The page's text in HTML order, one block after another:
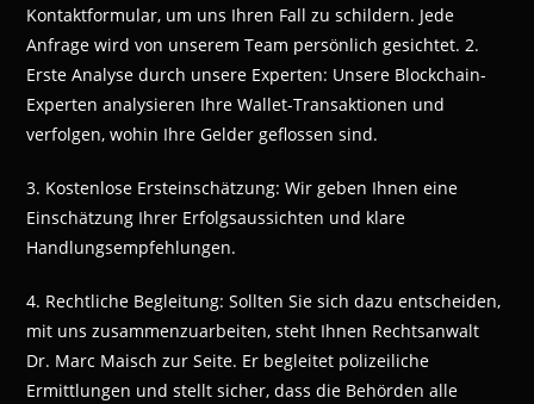
Kontaktformular, um uns Ihren Fall zu schildern. Jede
Anfrage wird von unserem Team persönlich gesichtet. 2.
Erste Analyse durch unsere Experten: Unsere Blockchain-
Experten analysieren Ihre Wallet-Transaktionen und
verfolgen, wohin Ihre Gelder geflossen sind.
3. Kostenlose Ersteinschätzung: Wir geben Ihnen eine
Einschätzung Ihrer Erfolgsaussichten und klare
Handlungsempfehlungen.
4. Rechtliche Begleitung: Sollten Sie sich dazu entscheiden,
mit uns zusammenzuarbeiten, steht Ihnen Rechtsanwalt
Dr. Marc Maisch zur Seite. Er begleitet polizeiliche
Ermittlungen und stellt sicher, dass die Behörden alle